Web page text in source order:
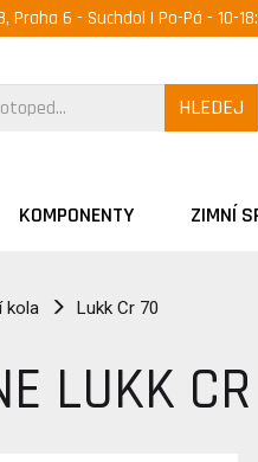
Praha 6 - Suchdol | Po-Pá - 10-
HLEDEJ
KOMPONENTY ZIMNÍ
kola Lukk Cr 70
LUKK